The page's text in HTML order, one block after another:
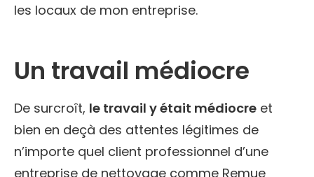
les locaux de mon entreprise.
Un travail médiocre
De surcroît, le travail y était médiocre et
bien en deçà des attentes légitimes de
n’importe quel client professionnel d’une
entreprise de nettoyage comme Remue